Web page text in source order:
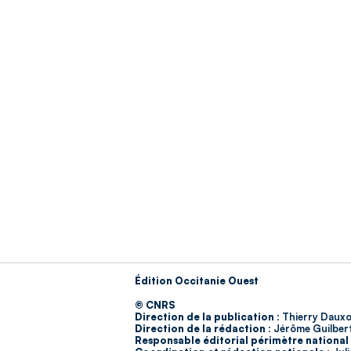
Édition Occitanie Ouest
© CNRS
Direction de la publication : Thierry
Direction de la rédaction : Jérôme
Responsable éditorial périmètre national